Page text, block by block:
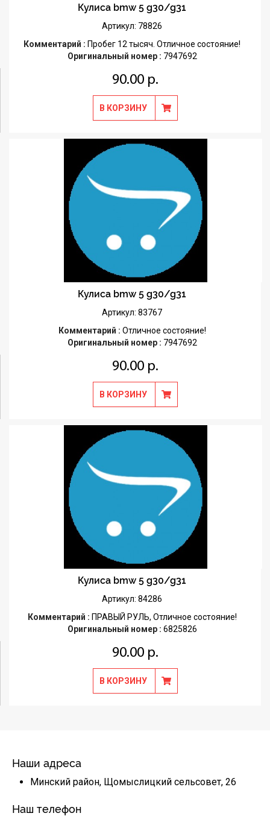
Кулиса bmw 5 g30/g31
Артикул: 78826
Комментарий : Пробег 12 тысяч. Отличное состояние!
Оригинальный номер : 7947692
90.00 р.
В КОРЗИНУ
Кулиса bmw 5 g30/g31
Артикул: 83767
Комментарий : Отличное состояние!
Оригинальный номер : 7947692
90.00 р.
В КОРЗИНУ
Кулиса bmw 5 g30/g31
Артикул: 84286
Комментарий : ПРАВЫЙ РУЛЬ, Отличное состояние!
Оригинальный номер : 6825826
90.00 р.
В КОРЗИНУ
Наши адреса
Минский район, Щомыслицкий сельсовет, 26
Наш телефон